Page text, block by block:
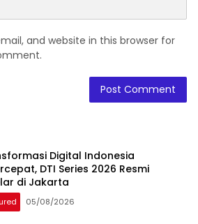
and website in this browser for
Digital Indonesia
DTI Series 2026 Resmi
di Jakarta
05/08/2026